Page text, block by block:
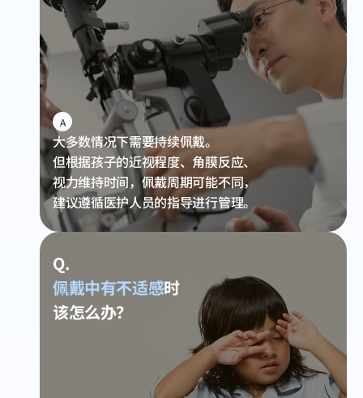
A
大多数情况下需要持续佩戴。
但根据孩子的近视程度、角膜反应、
视力维持时间，佩戴周期可能不同，
建议遵循医护人员的指导进行管理。
Q.
佩戴中有不适感时
该怎么办？